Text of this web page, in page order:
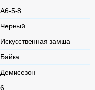
A6-5-8
Черный
Искусственная замша
Байка
Демисезон
6